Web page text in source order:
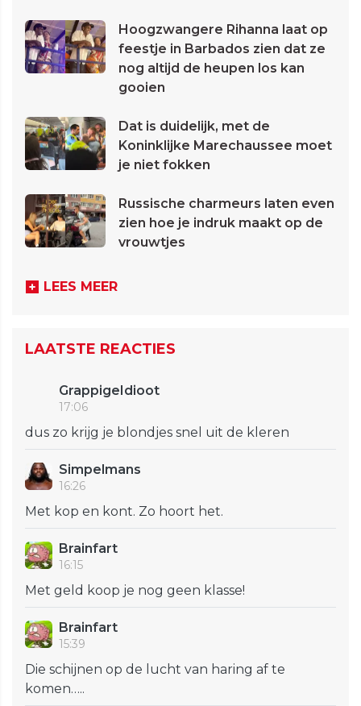
Hoogzwangere Rihanna laat op
feestje in Barbados zien dat ze
nog altijd de heupen los kan
gooien
Dat is duidelijk, met de
Koninklijke Marechaussee moet
je niet fokken
Russische charmeurs laten even
zien hoe je indruk maakt op de
vrouwtjes
LEES MEER
LAATSTE REACTIES
GrappigeIdioot
17:06
dus zo krijg je blondjes snel uit de kleren
Simpelmans
16:26
Met kop en kont. Zo hoort het.
Brainfart
16:15
Met geld koop je nog geen klasse!
Brainfart
15:39
Die schijnen op de lucht van haring af te
komen…..